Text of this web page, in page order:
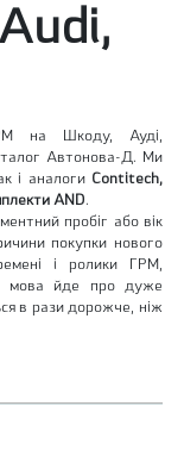
на Шкоду, Ауді,
Автонова-Д. Ми
і аналоги Contitech,
AND.
пробіг або вік
покупки нового
і ролики ГРМ,
мова йде про дуже
в рази дорожче, ніж